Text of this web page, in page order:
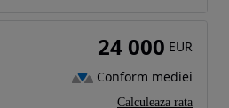
24 000 EUR
Conform mediei
Calculeaza rata